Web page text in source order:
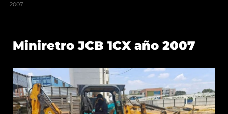
2007
Miniretro JCB 1CX año 2007